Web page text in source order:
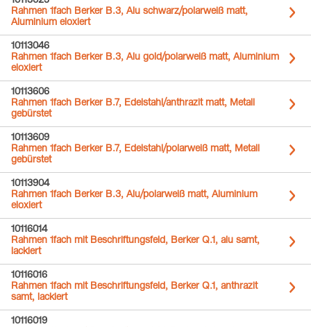
Rahmen 1fach Berker B.3, Alu schwarz/polarweiß matt,
Aluminium eloxiert
10113046
Rahmen 1fach Berker B.3, Alu gold/polarweiß matt, Aluminium
eloxiert
10113606
Rahmen 1fach Berker B.7, Edelstahl/anthrazit matt, Metall
gebürstet
10113609
Rahmen 1fach Berker B.7, Edelstahl/polarweiß matt, Metall
gebürstet
10113904
Rahmen 1fach Berker B.3, Alu/polarweiß matt, Aluminium
eloxiert
10116014
Rahmen 1fach mit Beschriftungsfeld, Berker Q.1, alu samt,
lackiert
10116016
Rahmen 1fach mit Beschriftungsfeld, Berker Q.1, anthrazit
samt, lackiert
10116019